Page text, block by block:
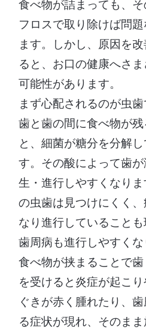
食べ物が詰まっても、
フロスで取り除けば問
ます。しかし、原因を
ると、お口の健康へさ
可能性があります。
まず心配されるのが虫歯
歯と歯の間に食べ物が
と、細菌が糖分を分解
す。その酸によって歯
生・進行しやすくなり
の虫歯は見つけにくく
なり進行していることも
歯周病も進行しやすくな
食べ物が挟まることで
を受けると炎症が起こ
ぐきが赤く腫れたり、
る症状が現れ、そのま